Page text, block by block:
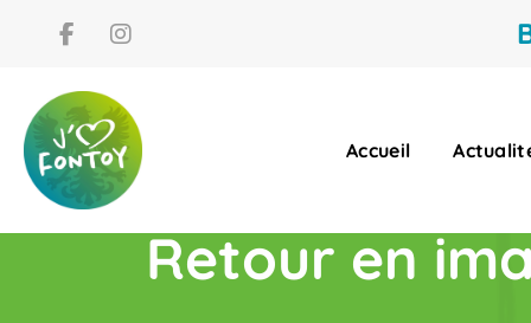
Accueil
Retour en